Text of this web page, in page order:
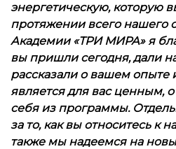
энергетическую, которую
протяжении всего нашего
Академии «ТРИ МИРА» я
вы пришли сегодня, дали
рассказали о вашем опыте
является для вас ценным,
себя из программы.
за то, как вы относитесь к
также мы надеемся на